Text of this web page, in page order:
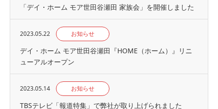
「デイ・ホーム モア世田谷瀬田 家族会」を開催しました
2023.05.22 お知らせ
デイ・ホーム モア世田谷瀬田『HOME（ホーム）』リニ
ューアルオープン
2023.05.14 お知らせ
TBSテレビ「報道特集」で弊社が取り上げられました